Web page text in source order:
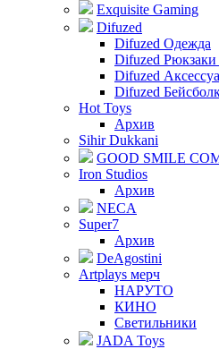
Exquisite Gaming
Difuzed
Difuzed Одежда
Difuzed
Difuzed
Difuzed
Hot Toys
Архив
Sihir Dukkani
GOOD SMILE
Iron Studios
Архив
NECA
Super7
Архив
DeAgostini
Artplays мерч
НАРУТО
КИНО
Светильники
JADA Toys